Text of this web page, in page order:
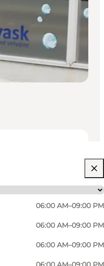
06:00 AM–09:00 PM
06:00 AM–09:00 PM
06:00 AM–09:00 PM